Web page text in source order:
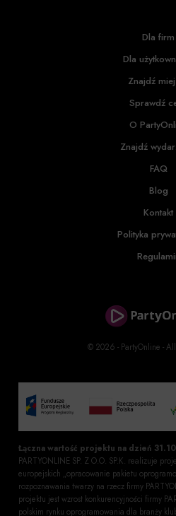
© 2026 - PartyOnline - All
Dla firm
Dla
Znajdź
Sprawdź
O
Znajdź
FAQ
Blog
Kontakt
Polityka
Łączna wartość projektu na dzień
PARTYONLINE SP. Z O.O. SP.K. realizuje
europejskich „opracowanie pakietu
rozpoznawania twarzy na rzecz firmy
projektu jest wzrost konkurencyjności firmy
polskim rynku oprogramowania dla branży